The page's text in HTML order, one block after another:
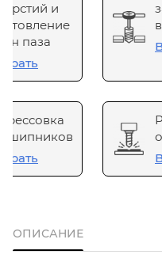
и
паза
ОПИСАНИЕ